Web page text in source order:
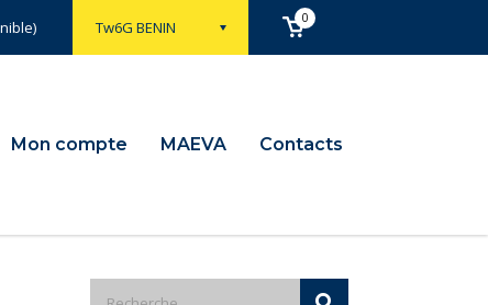
Tw6G BENIN
0
Mon compte MAEVA Contacts